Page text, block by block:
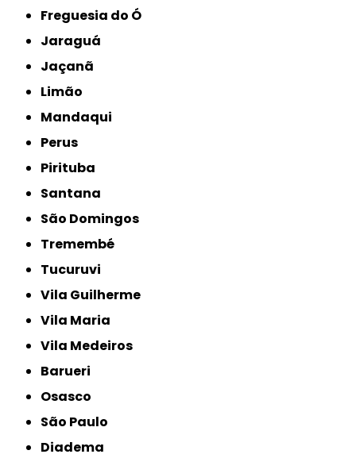
Freguesia do Ó
Jaraguá
Jaçanã
Limão
Mandaqui
Perus
Pirituba
Santana
São Domingos
Tremembé
Tucuruvi
Vila Guilherme
Vila Maria
Vila Medeiros
Barueri
Osasco
São Paulo
Diadema